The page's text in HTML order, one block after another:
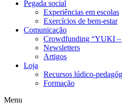
Pegada social
Experiências em escolas
Exercícios de bem-estar
Comunicação
Crowdfunding “YUKI –
Newsletters
Artigos
Loja
Recursos lúdico-
Formação
Menu